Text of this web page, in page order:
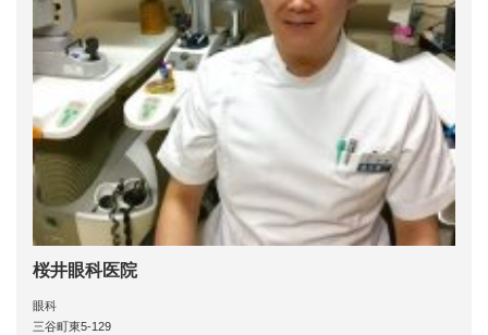
桜井眼科医院
眼科
三谷町東5-129